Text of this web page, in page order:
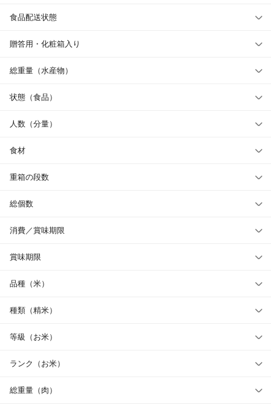
食品配送状態
贈答用・化粧箱入り
総重量（水産物）
状態（食品）
人数（分量）
食材
重箱の段数
総個数
消費／賞味期限
賞味期限
品種（米）
種類（精米）
等級（お米）
ランク（お米）
総重量（肉）